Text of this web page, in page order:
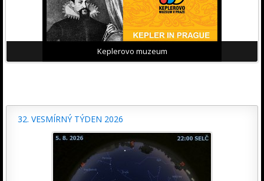
Keplerovo muzeum
32. VESMÍRNÝ TÝDEN 2026